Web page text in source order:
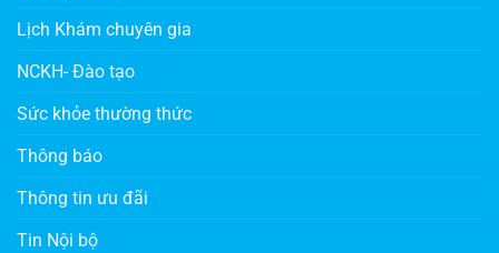
Lịch Khám chuyên gia
NCKH- Đào tạo
Sức khỏe thường thức
Thông báo
Thông tin ưu đãi
Tin Nội bộ